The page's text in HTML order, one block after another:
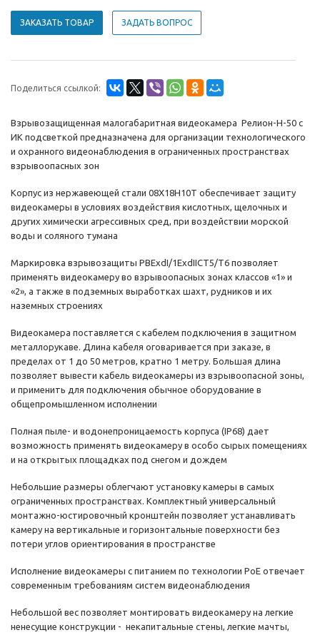
ЗАКАЗАТЬ ТОВАР ЗАДАТЬ ВОПРОС
Поделиться ссылкой:
Взрывозащищенная малогабаритная видеокамера Релион-Н-50 с
ИК подсветкой предназначена для организации технологического
и охранного видеонаблюдения в ограниченных пространствах
взрывоопасных зон
Корпус из нержавеющей стали 08Х18Н10Т обеспечивает защиту
видеокамеры в условиях воздействия кислотных, щелочных и
других химически агрессивных сред, при воздействии морской
воды и соляного тумана
Маркировка взрывозащиты РВExdI/1ExdIICT5/Т6 позволяет
применять видеокамеру во взрывоопасных зонах классов «1» и
«2», а также в подземных выработках шахт, рудников и их
наземных строениях
Видеокамера поставляется с кабелем подключения в защитном
металлорукаве. Длина кабеля оговаривается при заказе, в
пределах от 1 до 50 метров, кратно 1 метру. Большая длина
позволяет вывести кабель видеокамеры из взрывоопасной зоны,
и применить для подключения обычное оборудование в
общепромышленном исполнении
Полная пыле- и водонепроницаемость корпуса (IP68) дает
возможность применять видеокамеру в особо сырых помещениях
и на открытых площадках под снегом и дождем
Небольшие размеры облегчают установку камеры в самых
ограниченных пространствах. Комплектный универсальный
монтажно-юстировочный кронштейн позволяет устанавливать
камеру на вертикальные и горизонтальные поверхности без
потери углов ориентирования в пространстве
Исполнение видеокамеры с питанием по технологии РоЕ отвечает
современным требованиям систем видеонаблюдения
Небольшой вес позволяет монтировать видеокамеру на легкие
ненесущие конструкции - некапитальные стены, легкие мачты,